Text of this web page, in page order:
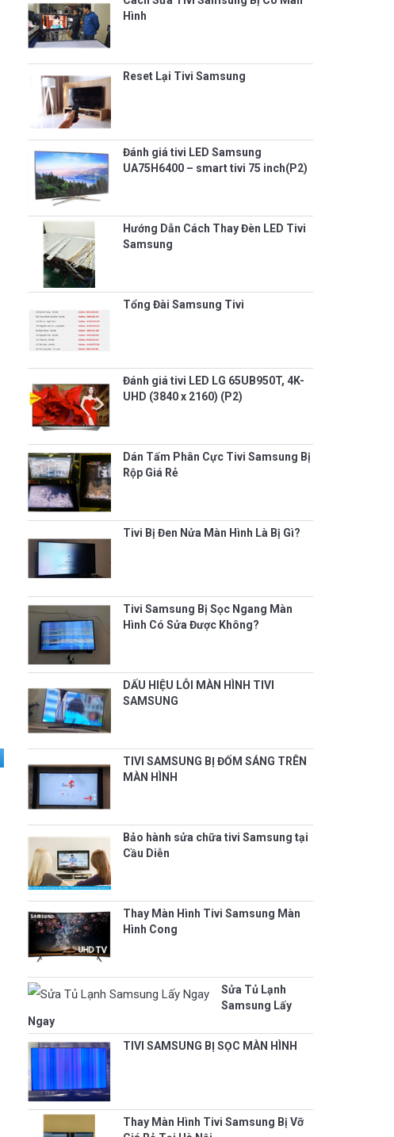
Hình
Reset Lại Tivi Samsung
Đánh giá tivi LED Samsung
UA75H6400 – smart tivi 75 inch(P2)
Hướng Dẫn Cách Thay Đèn LED Tivi
Samsung
Tổng Đài Samsung Tivi
Đánh giá tivi LED LG 65UB950T, 4K-
UHD (3840 x 2160) (P2)
Dán Tấm Phân Cực Tivi Samsung Bị
Rộp Giá Rẻ
Tivi Bị Đen Nửa Màn Hình Là Bị Gì?
Tivi Samsung Bị Sọc Ngang Màn
Hình Có Sửa Được Không?
DẤU HIỆU LỖI MÀN HÌNH TIVI
SAMSUNG
TIVI SAMSUNG BỊ ĐỐM SÁNG TRÊN
MÀN HÌNH
Bảo hành sửa chữa tivi Samsung tại
Cầu Diễn
Thay Màn Hình Tivi Samsung Màn
Hình Cong
Sửa Tủ Lạnh
Samsung Lấy
Ngay
TIVI SAMSUNG BỊ SỌC MÀN HÌNH
Thay Màn Hình Tivi Samsung Bị Vỡ